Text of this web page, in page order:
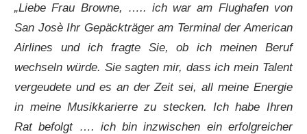
„Liebe Frau Browne, ….. ich war am Flughafen von
San Josè Ihr Gepäckträger am Terminal der American
Airlines und ich fragte Sie, ob ich meinen Beruf
wechseln würde. Sie sagten mir, dass ich mein Talent
vergeudete und es an der Zeit sei, all meine Energie
in meine Musikkarierre zu stecken. Ich habe Ihren
Rat befolgt …. ich bin inzwischen ein erfolgreicher